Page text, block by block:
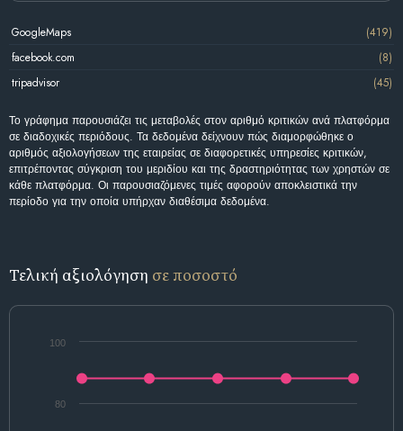
GoogleMaps
(419)
facebook.com
(8)
tripadvisor
(45)
Το γράφημα παρουσιάζει τις μεταβολές στον αριθμό κριτικών ανά πλατφόρμα
σε διαδοχικές περιόδους. Τα δεδομένα δείχνουν πώς διαμορφώθηκε ο
αριθμός αξιολογήσεων της εταιρείας σε διαφορετικές υπηρεσίες κριτικών,
επιτρέποντας σύγκριση του μεριδίου και της δραστηριότητας των χρηστών σε
κάθε πλατφόρμα. Οι παρουσιαζόμενες τιμές αφορούν αποκλειστικά την
περίοδο για την οποία υπήρχαν διαθέσιμα δεδομένα.
Τελική αξιολόγηση σε ποσοστό
80
100